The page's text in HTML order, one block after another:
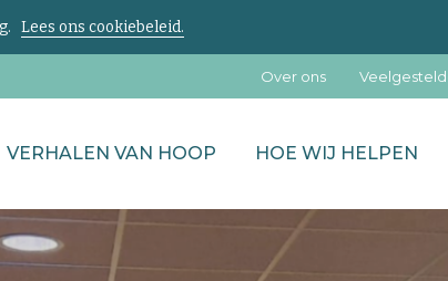
Lees ons cookiebeleid.
VERHALEN VAN HOOP HOE WIJ HELPEN
Over ons